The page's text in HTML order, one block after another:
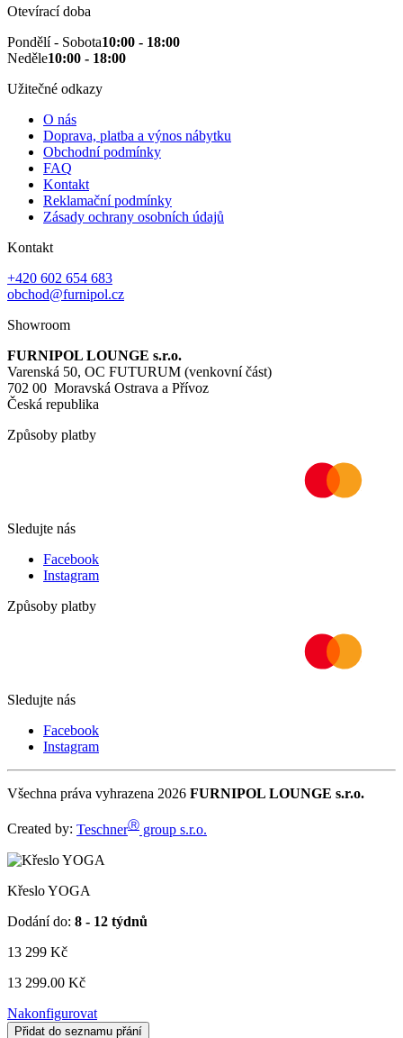
Otevírací doba
Pondělí - Sobota10:00 - 18:00
Neděle10:00 - 18:00
Užitečné odkazy
O nás
Doprava, platba a výnos nábytku
Obchodní podmínky
FAQ
Kontakt
Reklamační podmínky
Zásady ochrany osobních údajů
Kontakt
+420 602 654 683
obchod@furnipol.cz
Showroom
FURNIPOL LOUNGE s.r.o.
Varenská 50, OC FUTURUM (venkovní část)
702 00 Moravská Ostrava a Přívoz
Česká republika
Způsoby platby
Sledujte nás
Facebook
Instagram
Způsoby platby
Sledujte nás
Facebook
Instagram
Všechna práva vyhrazena 2026 FURNIPOL LOUNGE s.r.o.
Created by: TeschnerⓇ group s.r.o.
Křeslo YOGA
Dodání do: 8 - 12 týdnů
13 299 Kč
13 299.00 Kč
Nakonfigurovat
Přidat do seznamu přání